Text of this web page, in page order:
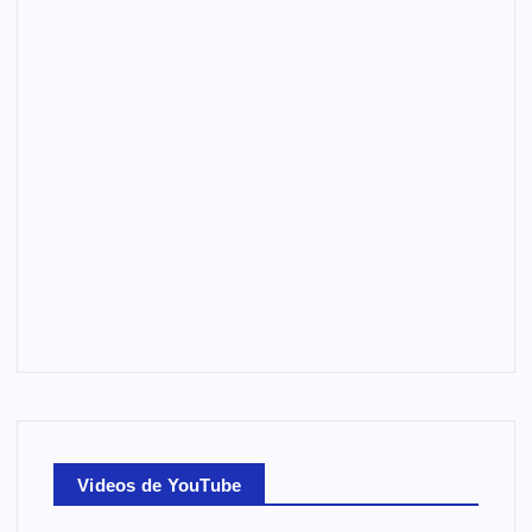
Videos de YouTube